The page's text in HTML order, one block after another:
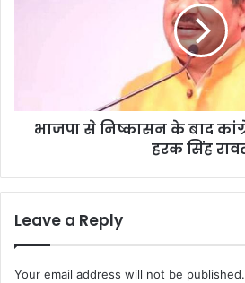
यह
भाजपा से निष्कासन के बाद
हरक सिंह
Leave a Reply
Your email address will not be published.